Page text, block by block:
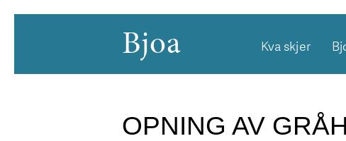
Bjoa Kva skjer
OPNING AV